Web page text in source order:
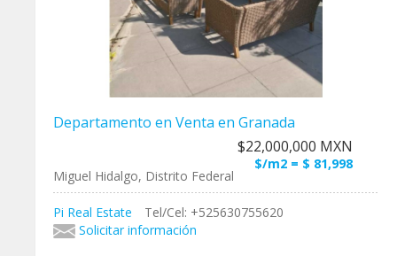
Departamento en Venta en Granada
$22,000,000 MXN
$/m2 = $ 81,998
Miguel Hidalgo, Distrito Federal
Pi Real Estate
Tel/Cel: +525630755620
Solicitar información